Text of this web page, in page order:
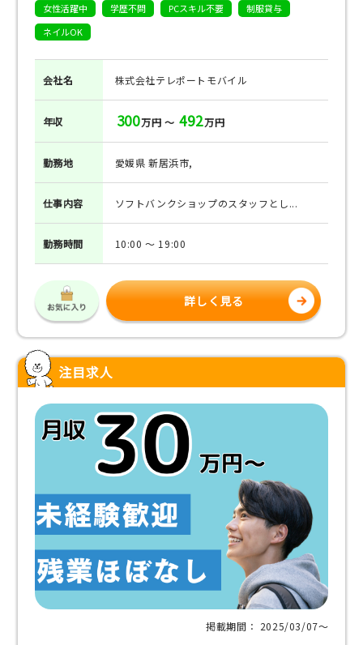
女性活躍中
学歴不問 PCスキル不要
制服貸与
ネイルOK
会社名 株式会社テレポートモバイル
年収 300万円 ～ 492万円
勤務地 愛媛県 新居浜市,
仕事内容 ソフトバンクショップのスタッフとし...
勤務時間 10:00 ～ 19:00
詳しく見る
注目求人
掲載期間： 2025/03/07〜